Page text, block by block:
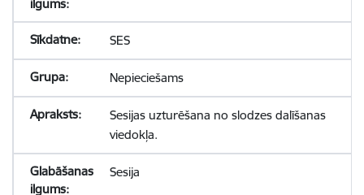
SES
Nepieciešams
Sesijas uzturēšana no slodzes dalīšanas
viedokļa.
Sesija